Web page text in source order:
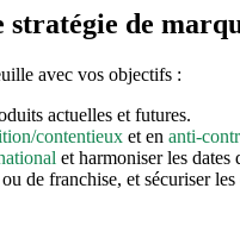
de
avec vos objectifs :
actuelles et futures.
contentieux et en anti-
et harmoniser les dates
de franchise, et sécuriser les